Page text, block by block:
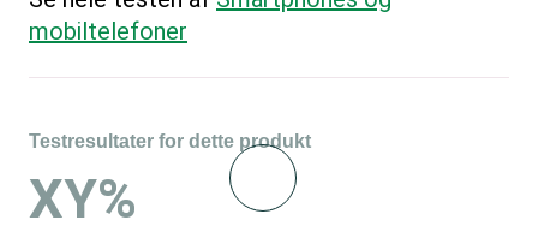
mobiltelefoner
Testresultater for dette produkt
XY%